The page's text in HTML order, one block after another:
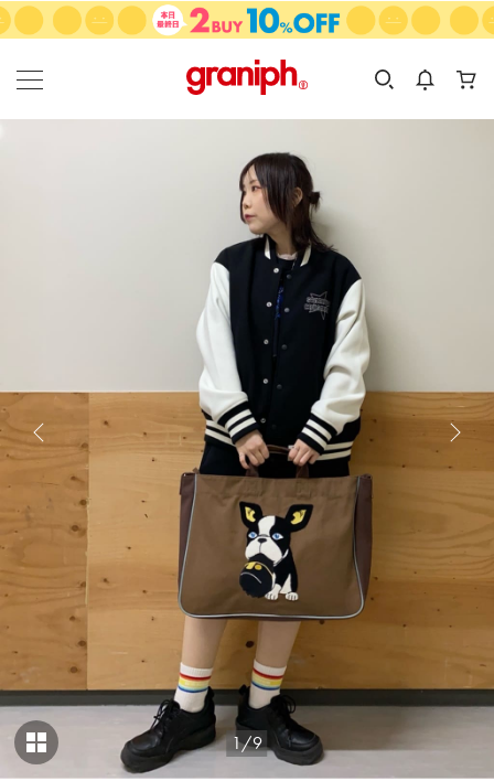
カテゴリーから探す
KIDS
カテゴリ
サイズ
1/9